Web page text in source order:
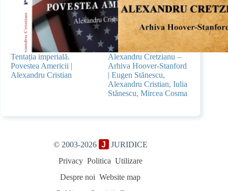
Tentația imperială.
Povestea Americii |
Alexandru Cristian
Alexandru Cretzianu –
Arhiva Hoover-Stanford
| Eugen Stănescu,
Alexandru Cristian, Iulia
Stănescu, Mircea Cosma
© 2003-2026 J
JURIDICE
Privacy Politica Utilizare
Despre noi Website map